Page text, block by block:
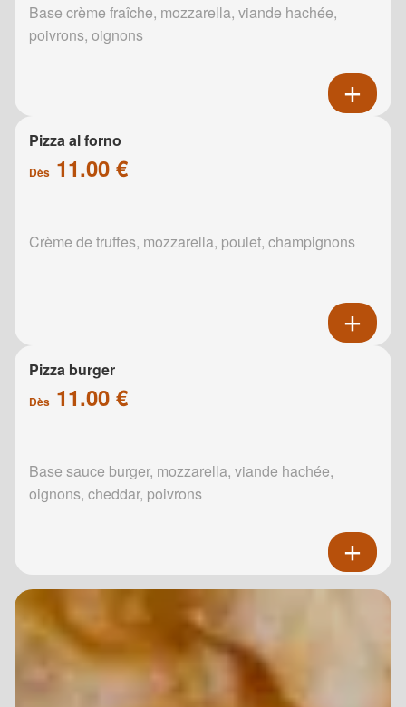
Base crème fraîche, mozzarella, viande hachée,
poivrons, oignons
Pizza al forno
Dès 11.00 €
Crème de truffes, mozzarella, poulet, champignons
Pizza burger
Dès 11.00 €
Base sauce burger, mozzarella, viande hachée,
oignons, cheddar, poivrons